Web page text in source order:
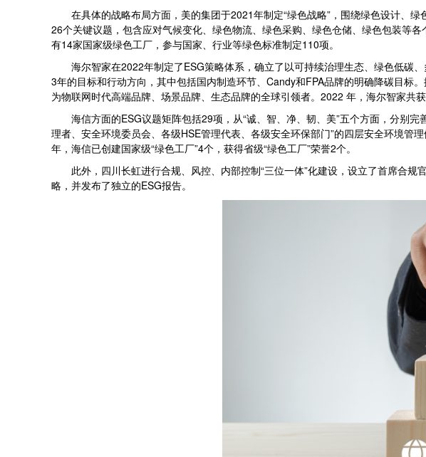
在具体的战略布局方面，美的集团于2021年制定“绿色战略”，围绕绿色设计、绿
26个关键议题，包含应对气候变化、绿色物流、绿色采购、绿色仓储、绿色包装等
有14家国家级绿色工厂，参与国家、行业等绿色标准制定110项。
海尔智家在2022年制定了ESG策略体系，确立了以可持续治理生态、绿色低碳
3年的目标和行动方向，其中包括国内制造环节、Candy和FPA品牌的明确降碳目
为物联网时代高端品牌、场景品牌、生态品牌的全球引领者。2022 年，海尔智家共
海信方面的ESG议题矩阵包括29项，从“诚、智、净、韧、美”五个方面，分别完
理者、安全环境委员会、各级HSE管理代表、各级安全环保部门”的四层安全环境
年，海信已创建国家级“绿色工厂”4个，获得省级“绿色工厂”荣誉2个。
此外，四川长虹进行合规、风控、内部控制“三位一体”化建设，设立了首席合规
略，并发布了独立的ESG报告。